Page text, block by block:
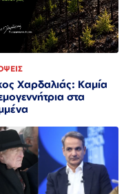
Χαρδαλιάς: Καμία
στα